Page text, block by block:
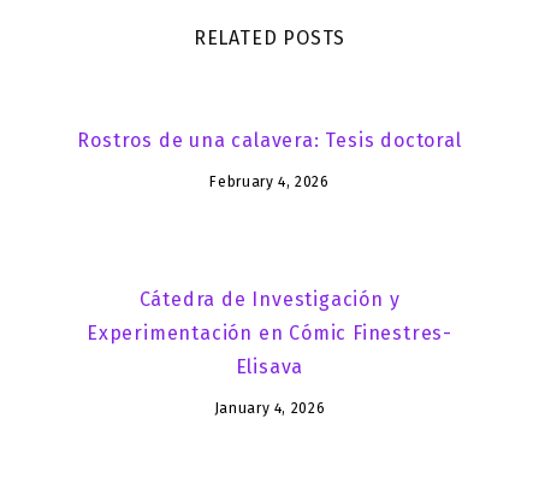
RELATED POSTS
Rostros de una calavera: Tesis doctoral
February 4, 2026
Cátedra de Investigación y
Experimentación en Cómic Finestres-
Elisava
January 4, 2026